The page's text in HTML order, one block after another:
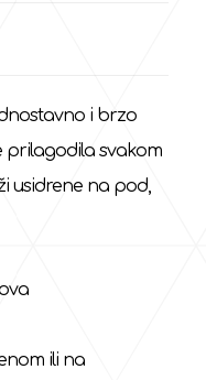
i brzo
prilagodila svakom
usidrene na pod,
ili na